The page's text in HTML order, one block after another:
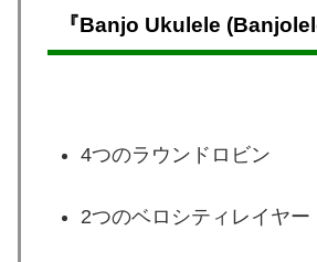
『Banjo Ukulele
4つのラウンドロビン
2つのベロシティレイヤー